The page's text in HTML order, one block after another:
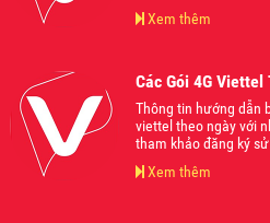
Xem thêm
Các Gói 4G
Thông tin hướng dẫn
viettel theo ngày với
tham khảo đăng ký
Xem thêm